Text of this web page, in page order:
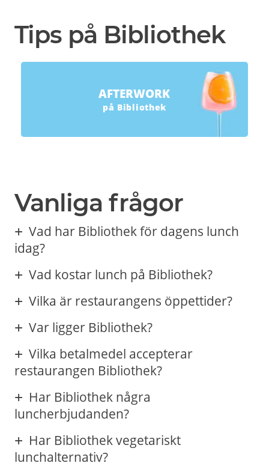
Tips på Bibliothek
AFTERWORK
på Bibliothek
Vanliga frågor
Vad har Bibliothek för dagens lunch
idag?
Vad kostar lunch på Bibliothek?
Vilka är restaurangens öppettider?
Var ligger Bibliothek?
Vilka betalmedel accepterar
restaurangen Bibliothek?
Har Bibliothek några
luncherbjudanden?
Har Bibliothek vegetariskt
lunchalternativ?